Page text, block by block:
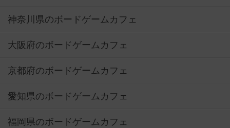
神奈川県のボードゲームカフェ
大阪府のボードゲームカフェ
京都府のボードゲームカフェ
愛知県のボードゲームカフェ
福岡県のボードゲームカフェ